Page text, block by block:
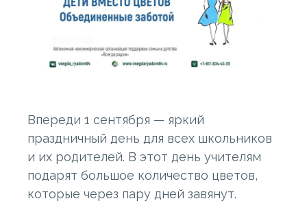
Впереди 1 сентября — яркий
праздничный день для всех школьников
и их родителей. В этот день учителям
подарят большое количество цветов,
которые через пару дней завянут.